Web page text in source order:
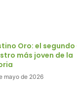
Oro: el segundo
más joven de la
mayo de 2026